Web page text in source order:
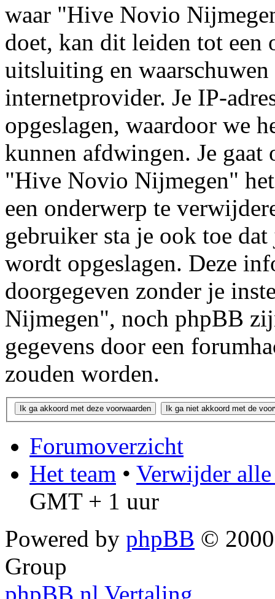
waar "Hive Novio
doet, kan dit leiden tot een
uitsluiting en
internetprovider. Je IP-
opgeslagen, waardoor we
kunnen afdwingen. Je
"Hive Novio Nijmegen"
een onderwerp te
gebruiker sta je ook toe
wordt opgeslagen. Deze
doorgegeven zonder je
Nijmegen", noch phpBB
gegevens door een
zouden worden.
Forumoverzicht
Het team • Verwijder
GMT + 1 uur
Powered by phpBB ©
Group
phpBB.nl Vertaling